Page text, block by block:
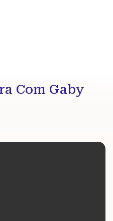
Com Gaby